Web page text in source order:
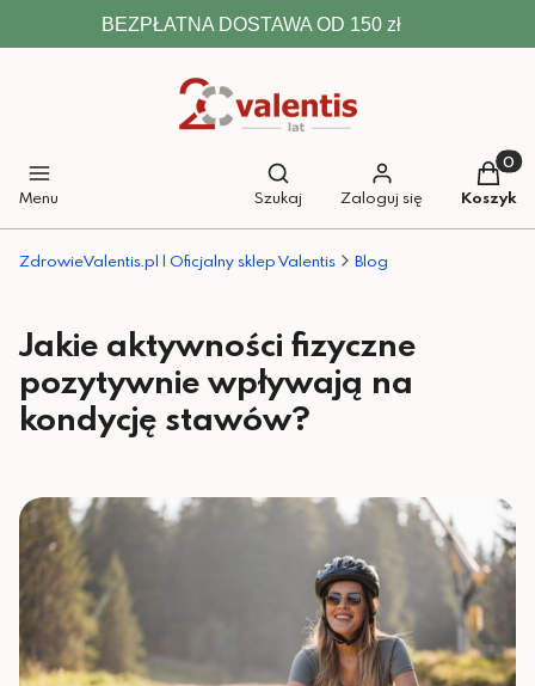
BEZPŁATNA DOSTAWA OD 150 zł
Menu
Otwórz wyszukiwarkę
Szukaj Zaloguj się Koszyk
ZdrowieValentis.pl | Oficjalny sklep Valentis Blog
Jakie aktywności fizyczne
pozytywnie wpływają na
kondycję stawów?